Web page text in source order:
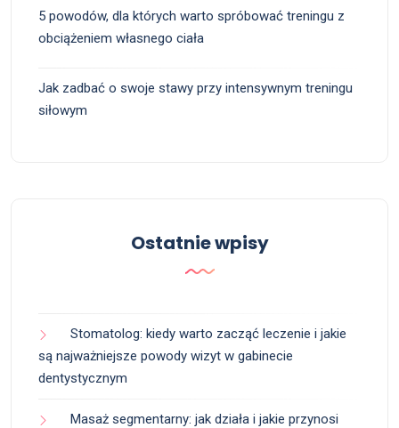
5 powodów, dla których warto spróbować treningu z
obciążeniem własnego ciała
Jak zadbać o swoje stawy przy intensywnym treningu
siłowym
Ostatnie wpisy
Stomatolog: kiedy warto zacząć leczenie i jakie
są najważniejsze powody wizyt w gabinecie
dentystycznym
Masaż segmentarny: jak działa i jakie przynosi